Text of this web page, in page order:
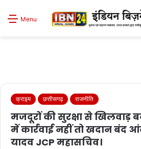
Menu
क्राइम छत्तीसगढ़ राजनीति
मजदूरों की सुरक्षा से खिलवाड़
में कार्रवाई नहीं तो खदान बंद
यादव JCP महासचिव।